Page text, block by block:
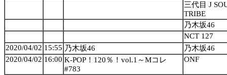
三代目 J
TRIBE
乃木坂46
NCT 127
2020/04/02 15:55 乃木坂46
乃木坂46
2020/04/02 16:00 K-POP！120％！vol.1～Mコレ
#783
ONF